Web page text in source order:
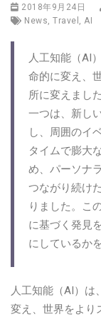
2018年9月24日
News, Travel , AI
人工知能（AI
命的に変え、
所に変えまし
一つは、新し
し、周囲のイ
タイムで膨大
め、パーソナ
つながり続け
りました。こ
に基づく発見
にしているか
人工知能（AI）は
変え、世界をより